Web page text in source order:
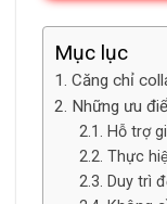
Mục lục
Căng chỉ
Những ưu
Hỗ trợ
Thực
Duy trì